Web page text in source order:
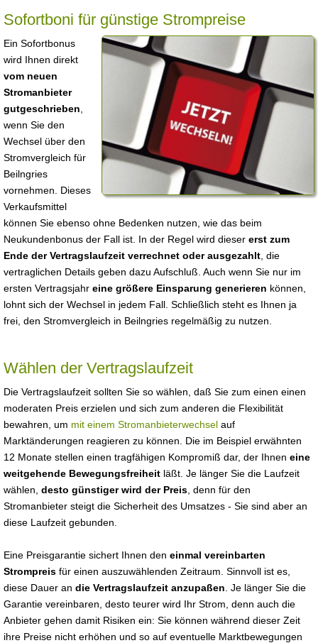
Sofortboni für günstige Strompreise
Ein Sofortbonus
wird Ihnen direkt
vom neuen
Stromanbieter
gutgeschrieben
wenn Sie den
Wechsel über den
Stromvergleich für
Beilngries
vornehmen. Dieses
Verkaufsmittel
können Sie ebenso ohne Bedenken nutzen, wie das beim
Neukundenbonus der Fall ist. In der Regel wird dieser erst zum
Ende der Vertragslaufzeit verrechnet oder ausgezahlt , die
vertraglichen Details geben dazu Aufschluß. Auch wenn Sie nur im
ersten Vertragsjahr eine größere Einsparung generieren können,
lohnt sich der Wechsel in jedem Fall. Schließlich steht es Ihnen ja
frei, den Stromvergleich in Beilngries regelmäßig zu nutzen.
Wählen der Vertragslaufzeit
Die Vertragslaufzeit sollten Sie so wählen, daß Sie zum einen einen
moderaten Preis erzielen und sich zum anderen die Flexibilität
bewahren, um mit einem Stromanbieterwechsel auf
Marktänderungen reagieren zu können. Die im Beispiel erwähnten
12 Monate stellen einen tragfähigen Kompromiß dar, der Ihnen eine
weitgehende Bewegungsfreiheit läßt. Je länger Sie die Laufzeit
wählen, desto günstiger wird der Preis , denn für den
Stromanbieter steigt die Sicherheit des Umsatzes - Sie sind aber an
diese Laufzeit gebunden.
Eine Preisgarantie sichert Ihnen den einmal vereinbarten
Strompreis für einen auszuwählenden Zeitraum. Sinnvoll ist es,
diese Dauer an die Vertragslaufzeit anzupaßen . Je länger Sie die
Garantie vereinbaren, desto teurer wird Ihr Strom, denn auch die
Anbieter gehen damit Risiken ein: Sie können während dieser Zeit
ihre Preise nicht erhöhen und so auf eventuelle Marktbewegungen